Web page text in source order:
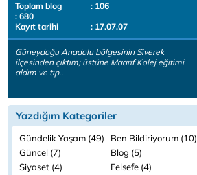
Toplam blog
: 106
: 680
Kayıt tarihi
: 17.07.07
Güneydoğu Anadolu bölgesinin Siverek
ilçesinden çıktım; üstüne Maarif Kolej eğitimi
aldım ve tıp..
Yazdığım Kategoriler
Gündelik Yaşam (49)
Ben Bildiriyorum (10)
Güncel (7)
Blog (5)
Siyaset (4)
Felsefe (4)